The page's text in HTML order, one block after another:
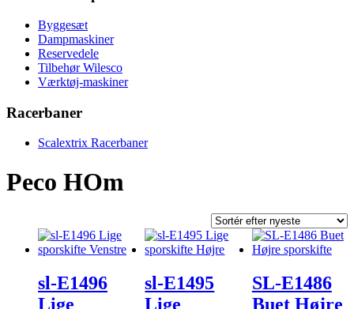
Byggesæt
Dampmaskiner
Reservedele
Tilbehør Wilesco
Værktøj-maskiner
Racerbaner
Scalextrix Racerbaner
Peco HOm
sl-E1496
Lige
sl-E1495
Lige
SL-E1486
Buet Højre